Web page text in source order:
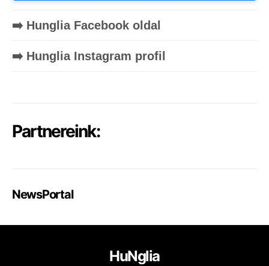
➡️ Hunglia Facebook oldal
➡️ Hunglia Instagram profil
Partnereink:
NewsPortal
HuNglia